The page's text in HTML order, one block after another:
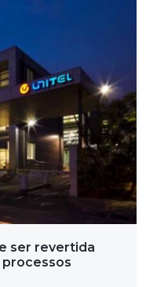
ser revertida
processos